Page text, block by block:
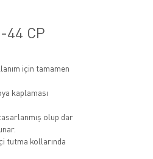
44 CP
için tamamen
kaplaması
olup dar
tutma kollarında